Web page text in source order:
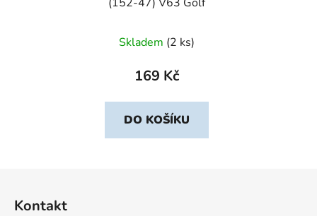
Skladem (2 ks)
169 Kč
DO KOŠÍKU
Kontakt